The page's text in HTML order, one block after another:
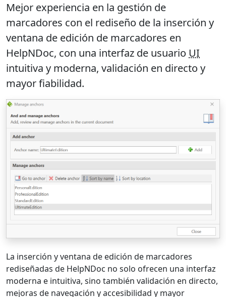
Mejor experiencia en la gestión de
marcadores con el rediseño de la inserción y
ventana de edición de marcadores en
HelpNDoc, con una interfaz de usuario UI
intuitiva y moderna, validación en directo y
mayor fiabilidad.
La inserción y ventana de edición de marcadores
rediseñadas de HelpNDoc no solo ofrecen una interfaz
moderna e intuitiva, sino también validación en directo,
mejoras de navegación y accesibilidad y mayor